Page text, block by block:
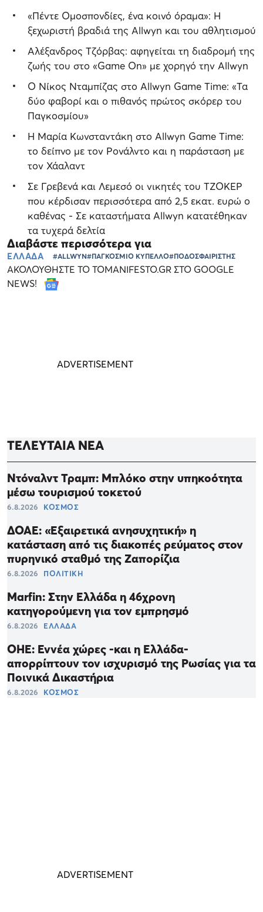
«Πέντε Ομοσπονδίες, ένα κοινό όραμα»: Η
ξεχωριστή βραδιά της Allwyn και του αθλητισμού
Αλέξανδρος Τζόρβας: αφηγείται τη διαδρομή της
ζωής του στο «Game On» με χορηγό την Allwyn
Ο Νίκος Νταμπίζας στο Allwyn Game Time: «Τα
δύο φαβορί και ο πιθανός πρώτος σκόρερ του
Παγκοσμίου»
Η Μαρία Κωνσταντάκη στο Allwyn Game Time:
το δείπνο με τον Ρονάλντο και η παράσταση με
τον Χάαλαντ
Σε Γρεβενά και Λεμεσό οι νικητές του ΤΖΟΚΕΡ
που κέρδισαν περισσότερα από 2,5 εκατ. ευρώ ο
καθένας - Σε καταστήματα Allwyn κατατέθηκαν
τα τυχερά δελτία
Διαβάστε περισσότερα για
ΕΛΛΑΔΑ #ALLWYN#ΠΑΓΚΟΣΜΙΟ ΚΥΠΕΛΛΟ#ΠΟΔΟΣΦΑΙΡΙΣΤΗΣ
ΑΚΟΛΟΥΘΗΣΤΕ ΤΟ TOMANIFESTO.GR ΣΤΟ GOOGLE
NEWS!
ΤΕΛΕΥΤΑΙΑ ΝΕΑ
Ντόναλντ Τραμπ: Μπλόκο στην υπηκοότητα
μέσω τουρισμού τοκετού
6.8.2026 ΚΟΣΜΟΣ
ΔΟΑΕ: «Εξαιρετικά ανησυχητική» η
κατάσταση από τις διακοπές ρεύματος στον
πυρηνικό σταθμό της Ζαπορίζια
6.8.2026 ΠΟΛΙΤΙΚΗ
Marfin: Στην Ελλάδα η 46χρονη
κατηγορούμενη για τον εμπρησμό
6.8.2026 ΕΛΛΑΔΑ
ΟΗΕ: Εννέα χώρες -και η Ελλάδα-
απορρίπτουν τον ισχυρισμό της Ρωσίας για τα
Ποινικά Δικαστήρια
6.8.2026 ΚΟΣΜΟΣ